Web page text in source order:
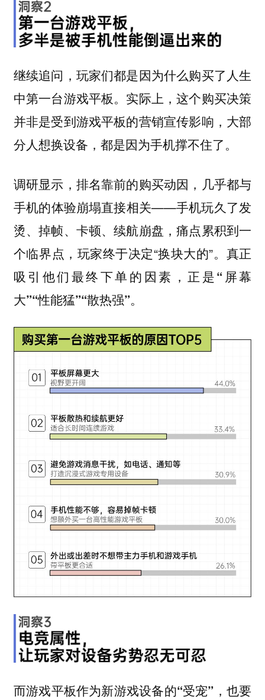
继续追问，玩家们都是因为什么购买了人生
中第一台游戏平板。实际上，这个购买决策
并非是受到游戏平板的营销宣传影响，大部
分人想换设备，都是因为手机撑不住了。
调研显示，排名靠前的购买动因，几乎都与
手机的体验崩塌直接相关——手机玩久了发
烫、掉帧、卡顿、续航崩盘，痛点累积到一
个临界点，玩家终于决定“换块大的”。 真正
吸引他们最终下单的因素，正是“屏幕
大”“性能猛”“散热强”。
而游戏平板作为新游戏设备的“受宠”，也要